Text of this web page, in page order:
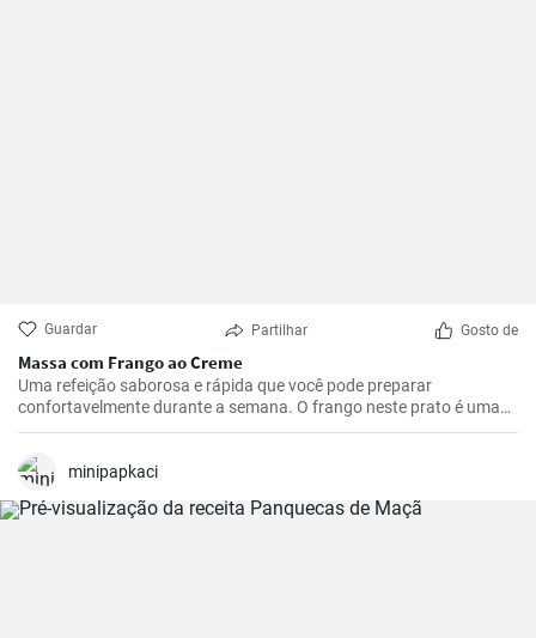
Guardar Partilhar Gosto de
Massa com Frango ao Creme
Uma refeição saborosa e rápida que você pode preparar
confortavelmente durante a semana. O frango neste prato é uma
ótima fonte de proteínas e a massa fornece a energia necessária. O
combinação com os outros ingredientes.
minipapkaci